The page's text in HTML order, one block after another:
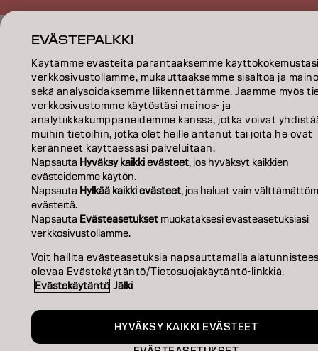
Goldwell is part of
EVÄSTEPALKKI
Käytämme evästeitä parantaaksemme
verkkosivustollamme, mukauttaaksemme sisältöä ja
sekä analysoidaksemme liikennettämme. Jaamme myös
verkkosivustomme käytöstäsi mainos- ja
analytiikkakumppaneidemme kanssa, jotka voivat
muihin tietoihin, jotka olet heille antanut tai joita he ovat
keränneet käyttäessäsi palveluitaan.
Napsauta Hyväksy kaikki evästeet, jos hyväksyt kaikkien
evästeidemme käytön.
Napsauta Hylkää kaikki evästeet, jos haluat vain
evästeitä.
Napsauta Evästeasetukset muokataksesi evästeasetuksiasi
verkkosivustollamme.
Voit hallita evästeasetuksia napsauttamalla
olevaa Evästekäytäntö/Tietosuojakäytäntö-linkkiä.
Evästekäytäntö Jälki
HYVÄKSY KAIKKI EVÄSTEET